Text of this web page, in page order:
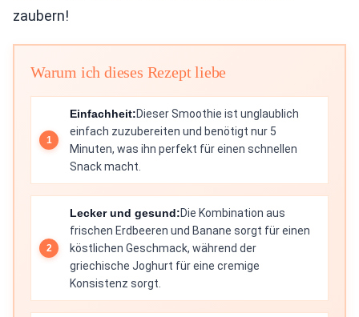
zaubern!
Warum ich dieses Rezept liebe
Einfachheit:Dieser Smoothie ist unglaublich
einfach zuzubereiten und benötigt nur 5
Minuten, was ihn perfekt für einen schnellen
Snack macht.
Lecker und gesund:Die Kombination aus
frischen Erdbeeren und Banane sorgt für einen
köstlichen Geschmack, während der
griechische Joghurt für eine cremige
Konsistenz sorgt.